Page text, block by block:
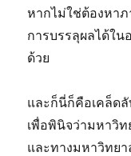
หากไม่ใช่ต้องหา
การบรรลุผลได้ใน
ด้วย
และก็นี่ก็คือเคล็ด
เพื่อพินิจว่ามหาวิท
และทางมหาวิทย